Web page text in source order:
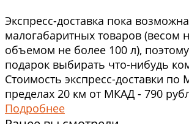
Экспресс-доставка пока
малогабаритных товаров (весом
объемом не более 100 л),
подарок выбирать что-нибудь
Стоимость экспресс-доставки по
пределах 20 км от МКАД - 790
Подробнее